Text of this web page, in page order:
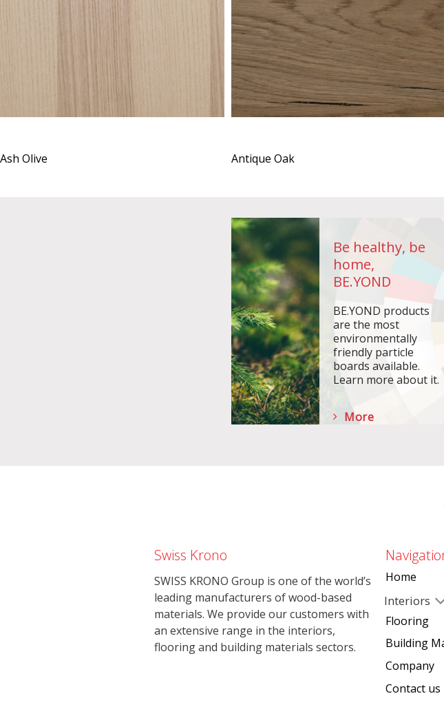
Ash Olive Antique Oak
Be healthy, be
home,
BE.YOND
BE.YOND products
are the most
environmentally
friendly particle
boards available.
Learn more about it.
More
Swiss Krono
SWISS KRONO Group is one of the world’s
leading manufacturers of wood-based
materials. We provide our customers with
an extensive range in the interiors,
flooring and building materials sectors.
Home
Interiors
Flooring
Building
Company
Contact us